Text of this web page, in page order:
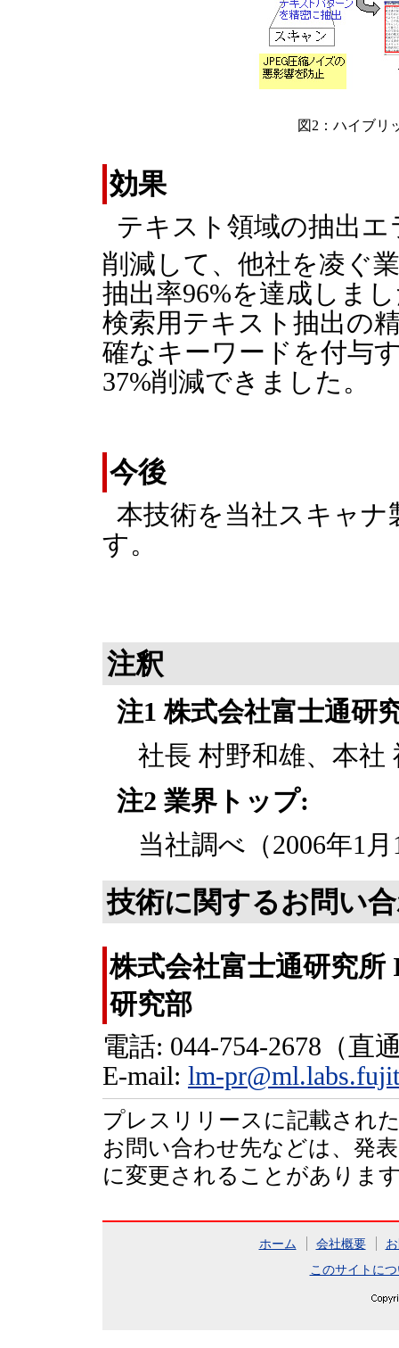
図2：ハイブリ
効果
テキスト領域の抽出
削減して、他社を凌ぐ
抽出率96%を達成しま
検索用テキスト抽出の
確なキーワードを付与
37%削減できました。
今後
本技術を当社スキャ
す。
注釈
注1 株式会社富士通研
社長 村野和雄、本社
注2 業界トップ:
当社調べ（2006年1
技術に関するお問い
株式会社富士通研究
研究部
電話: 044-754-2678（直
E-mail: lm-
プレスリリースに記載され
お問い合わせ先などは、発
に変更されることがありま
ホーム 会社概要
このサイトに